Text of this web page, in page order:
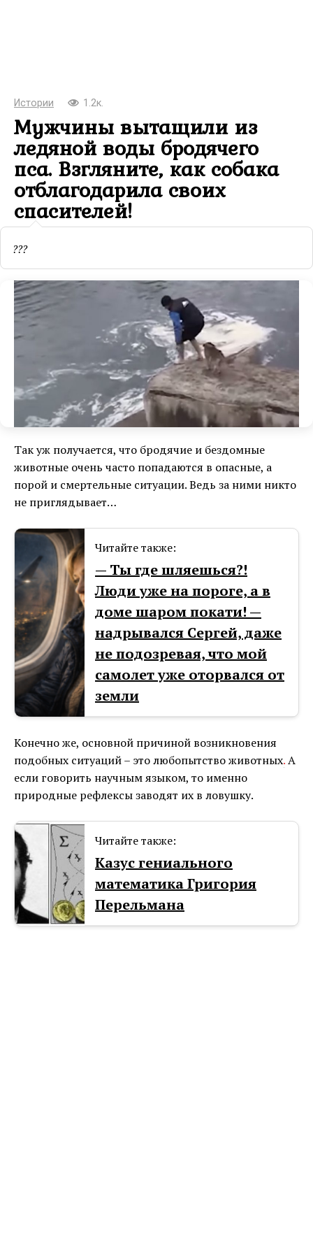
Истории 1.2к.
Мужчины вытащили из
ледяной воды бродячего
пса. Взгляните, как собака
отблагодарила своих
спасителей!
???
Так уж получается, что бродячие и бездомные
животные очень часто попадаются в опасные, а
порой и смертельные ситуации. Ведь за ними никто
не приглядывает…
Читайте также:
— Ты где шляешься?!
Люди уже на пороге, а в
доме шаром покати! —
надрывался Сергей, даже
не подозревая, что мой
самолет уже оторвался от
земли
Конечно же, основной причиной возникновения
подобных ситуаций – это любопытство животных.А
если говорить научным языком, то именно
природные рефлексы заводят их в ловушку.
Читайте также:
Казус гениального
математика Григория
Перельмана